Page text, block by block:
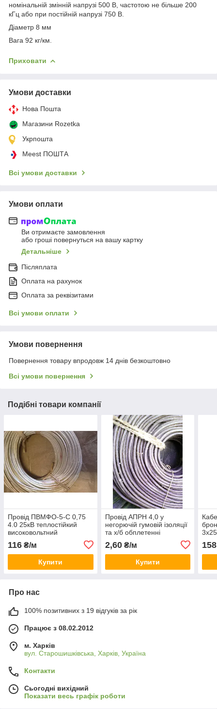
номінальній змінній напрузі 500 В, частотою не більше 200
кГц або при постійній напрузі 750 В.
Діаметр 8 мм
Вага 92 кг/км.
Приховати
Умови доставки
Нова Пошта
Магазини Rozetka
Укрпошта
Meest ПОШТА
Всі умови доставки
Умови оплати
Ви отримаєте замовлення
або гроші повернуться на вашу картку
Детальніше
Післяплата
Оплата на рахунок
Оплата за реквізитами
Всі умови оплати
Умови повернення
Повернення товару впродовж 14 днів безкоштовно
Всі умови повернення
Подібні товари компанії
Провід ПВМФО-5-С 0,75
4.0 25кВ теплостійкий
високовольтний
116 ₴/м
Купити
Провід АПРН 4,0 у
негорючій гумовій ізоляції
та х/б обплетенні
2,60₴/м
Купити
158
Про нас
100% позитивних з 19 відгуків за рік
Працює з 08.02.2012
м. Харків
вул. Старошишківська, Харків, Україна
Контакти
Сьогодні вихідний
Показати весь графік роботи